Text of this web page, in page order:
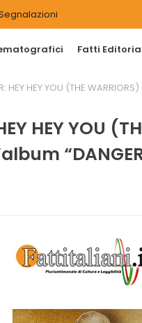
Fatti
HEY HEY YOU (THE
HEY YOU